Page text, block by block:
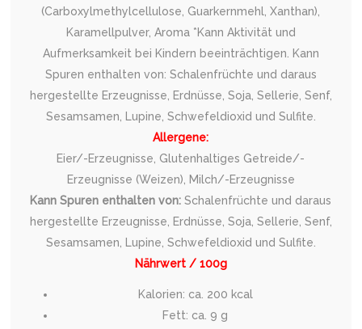
(Carboxylmethylcellulose, Guarkernmehl, Xanthan),
Karamellpulver, Aroma *Kann Aktivität und
Aufmerksamkeit bei Kindern beeinträchtigen. Kann
Spuren enthalten von: Schalenfrüchte und daraus
hergestellte Erzeugnisse, Erdnüsse, Soja, Sellerie, Senf,
Sesamsamen, Lupine, Schwefeldioxid und Sulfite.
Allergene:
Eier/-Erzeugnisse, Glutenhaltiges Getreide/-
Erzeugnisse (Weizen), Milch/-Erzeugnisse
Kann Spuren enthalten von: Schalenfrüchte und daraus
hergestellte Erzeugnisse, Erdnüsse, Soja, Sellerie, Senf,
Sesamsamen, Lupine, Schwefeldioxid und Sulfite.
Nährwert / 100g
Kalorien: ca. 200 kcal
Fett: ca. 9 g